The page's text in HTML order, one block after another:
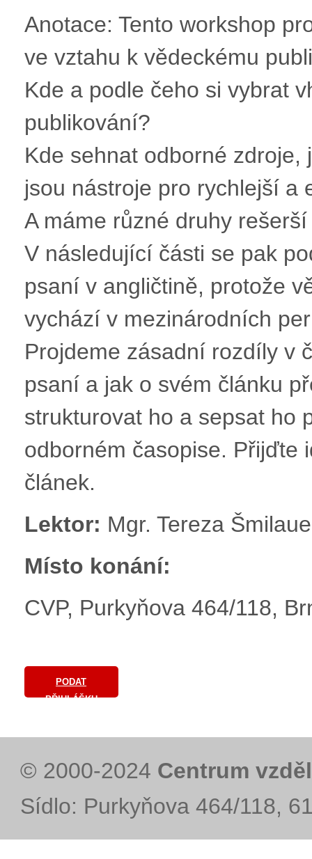
Anotace: Tento workshop
ve vztahu k vědeckému
Kde a podle čeho si vybrat
publikování?
Kde sehnat odborné
jsou nástroje pro rychlejší
A máme různé druhy
V následující části se pak
psaní v angličtině, protože
vychází v mezinárodních
Projdeme zásadní rozdíly v
psaní a jak o svém článku
strukturovat ho a sepsat ho
odborném časopise. Přijďte
článek.
Lektor: Mgr. Tereza
Místo konání:
CVP, Purkyňova 464/118,
PODAT
PŘIHLÁŠKU
© 2000-2024 Centrum
Sídlo: Purkyňova 464/118,